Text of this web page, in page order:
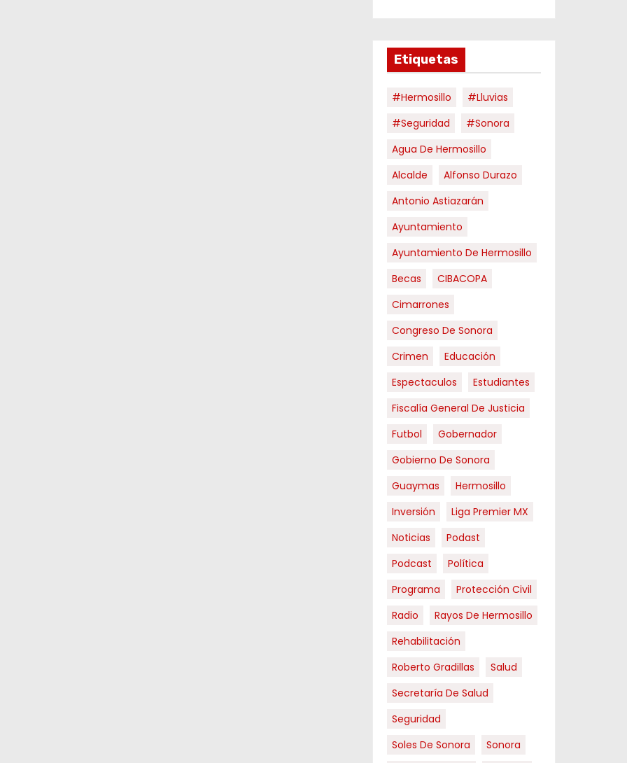
Etiquetas
#hermosillo
#Lluvias
#Seguridad
#Sonora
Agua De Hermosillo
Alcalde
Alfonso Durazo
Antonio Astiazarán
Ayuntamiento
Ayuntamiento De Hermosillo
Becas
CIBACOPA
Cimarrones
Congreso De Sonora
Crimen
Educación
Espectaculos
Estudiantes
Fiscalía General De Justicia
Futbol
Gobernador
Gobierno De Sonora
Guaymas
Hermosillo
Inversión
Liga Premier MX
Noticias
Podast
Podcast
Política
Programa
Protección Civil
Radio
Rayos De Hermosillo
Rehabilitación
Roberto Gradillas
Salud
Secretaría De Salud
Seguridad
Soles De Sonora
Sonora